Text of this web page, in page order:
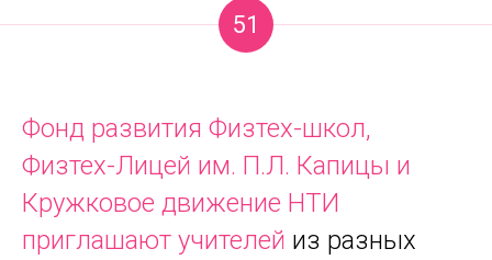
51
Фонд развития Физтех-школ,
Физтех-Лицей им. П.Л. Капицы и
Кружковое движение НТИ
приглашают учителей из разных